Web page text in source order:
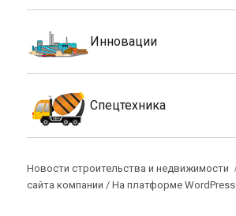
Инновации
Спецтехника
Новости строительства и недвижимости
сайта компании /На платформе WordPress